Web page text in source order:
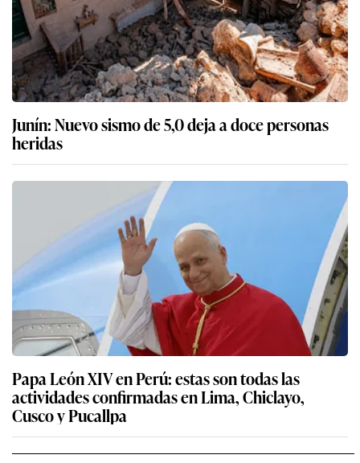
Junín: Nuevo sismo de 5,0 deja a doce personas
heridas
Papa León XIV en Perú: estas son todas las
actividades confirmadas en Lima, Chiclayo,
Cusco y Pucallpa